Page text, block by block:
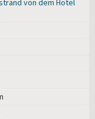
von dem Hotel